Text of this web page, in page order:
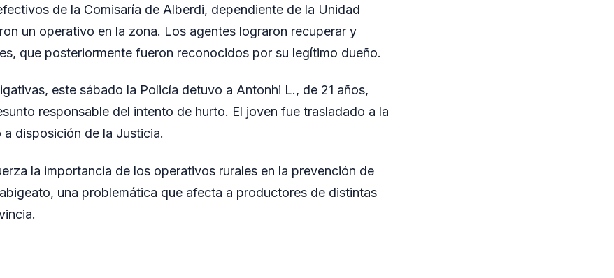
de la Comisaría de Alberdi, dependiente de la Unidad
un operativo en la zona. Los agentes lograron recuperar y
que posteriormente fueron reconocidos por su legítimo dueño.
este sábado la Policía detuvo a Antonhi L., de 21 años,
responsable del intento de hurto. El joven fue trasladado a la
disposición de la Justicia.
la importancia de los operativos rurales en la prevención de
una problemática que afecta a productores de distintas